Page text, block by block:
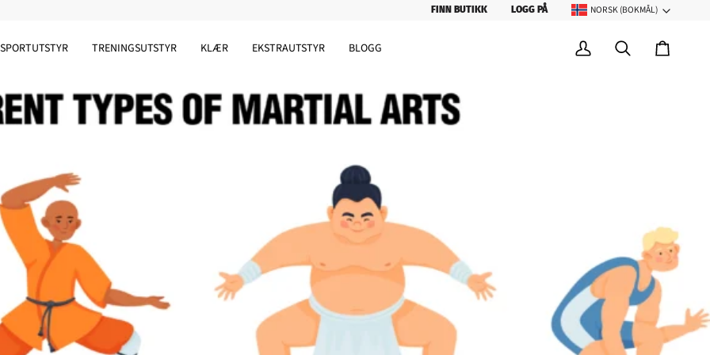
FINN BUTIKK LOGG PÅ SPRÅK
NORSK (BOKMÅL)
TRENINGSUTSTYR KLÆR EKSTRAUTSTYR BLOGG
Min
Søk